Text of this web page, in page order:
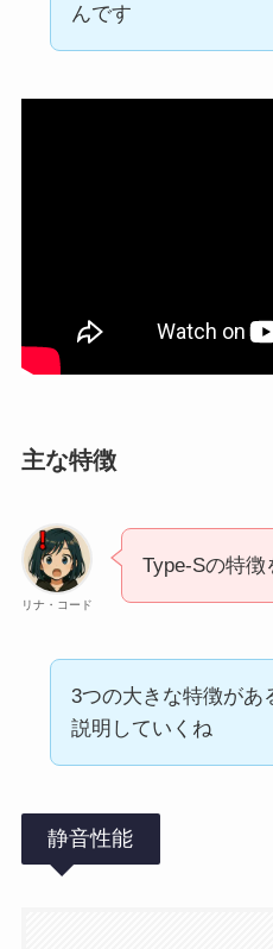
んです
主な特徴
リナ・コード
Type-Sの特徴
3つの大きな特徴があ
説明していくね
静音性能